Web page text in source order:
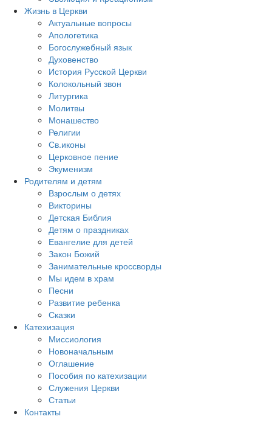
Жизнь в Церкви
Актуальные вопросы
Апологетика
Богослужебный язык
Духовенство
История Русской Церкви
Колокольный звон
Литургика
Молитвы
Монашество
Религии
Св.иконы
Церковное пение
Экуменизм
Родителям и детям
Взрослым о детях
Викторины
Детская Библия
Детям о праздниках
Евангелие для детей
Закон Божий
Занимательные кроссворды
Мы идем в храм
Песни
Развитие ребенка
Сказки
Катехизация
Миссиология
Новоначальным
Оглашение
Пособия по катехизации
Служения Церкви
Статьи
Контакты